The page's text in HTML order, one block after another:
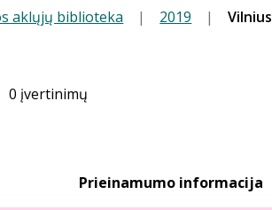
aklųjų biblioteka | 2019 | Vilnius
0 įvertinimų
Prieinamumo informacija